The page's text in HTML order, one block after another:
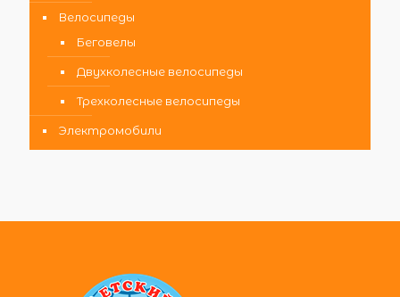
Велосипеды
Беговелы
Двухколесные велосипеды
Трехколесные велосипеды
Электромобили